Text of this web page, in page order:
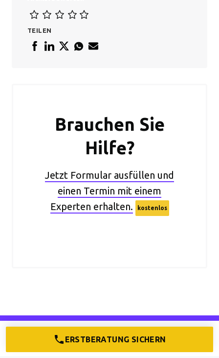
TEILEN
Brauchen Sie
Hilfe?
Jetzt Formular ausfüllen und
einen Termin mit einem
Experten erhalten.
kostenlos
Management Holding: Definition,
ERSTBERATUNG SICHERN